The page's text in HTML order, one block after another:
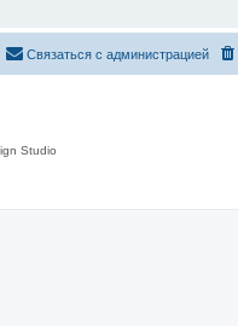
Связаться с администрацией
Studio